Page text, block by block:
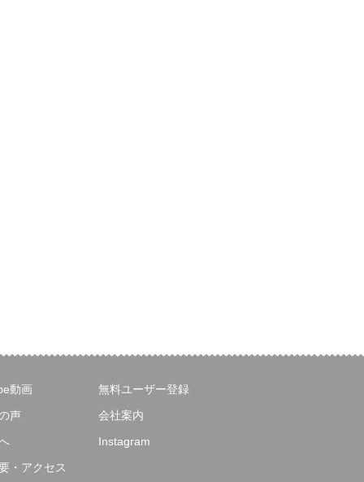
動画
声
・アクセス
無料ユーザー登録
会社案内
Instagram